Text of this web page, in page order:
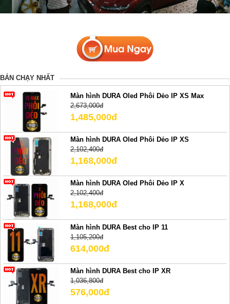
BÁN CHẠY NHẤT
Màn hình DURA Oled Phôi Dẻo IP XS Max
2,673,000đ
1,485,000đ
Màn hình DURA Oled Phôi Dẻo IP XS
2,102,400đ
1,168,000đ
Màn hình DURA Oled Phôi Dẻo IP X
2,102,400đ
1,168,000đ
Màn hình DURA Best cho IP 11
1,105,200đ
614,000đ
Màn hình DURA Best cho IP XR
1,036,800đ
576,000đ